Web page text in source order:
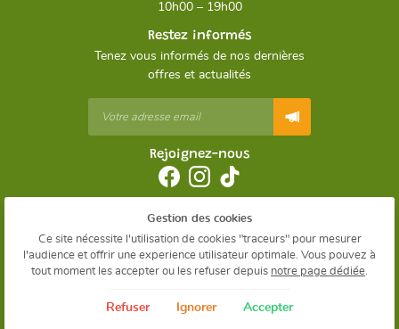
10h00 – 19h00
Restez informés
Tenez vous informés de nos dernières
offres et actualités
Rejoignez-nous
Mentions Légales
Conditions générales d'utilisation
Politique de confidentialité
Gestion des cookies
Gestion des cookies
Ce site nécessite l'utilisation de cookies "traceurs" pour mesurer
l'audience et offrir une experience utilisateur optimale. Vous pouvez à
tout moment les accepter ou les refuser depuis notre page dédiée.
Refuser Ignorer Accepter